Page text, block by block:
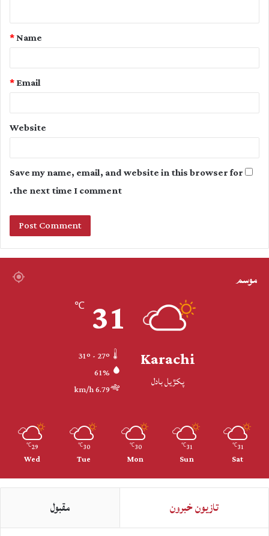
t
Name
*
Email
*
Website
Save my name, email, and website in this browser for
the next time I comment.
موسم
Karachi
پکڙيل بادل
31
℃
61%
6.79 km/h
31
℃
Sat
31
℃
Sun
30
℃
Mon
30
℃
Tue
29
℃
Wed
تازيون خبرون مقبول